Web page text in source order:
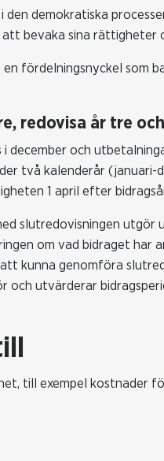
demokratiska
bevaka sina rättigheter
fördelningsnyckel som
redovisa år tre
december och
två kalenderår (januari-
1 april efter
slutredovisningen utgör
om vad bidraget har
kunna genomföra
utvärderar
till exempel kostnader